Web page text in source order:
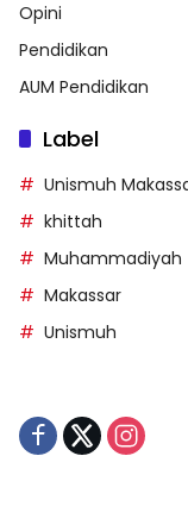
Opini
Pendidikan
AUM Pendidikan
Label
Unismuh
khittah
Muhammadiyah
Makassar
Unismuh